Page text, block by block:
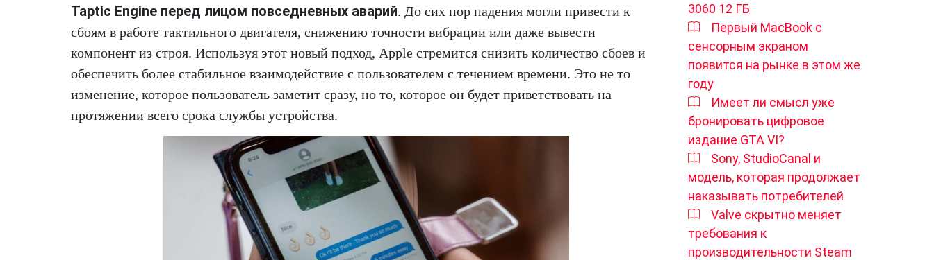
Taptic Engine перед лицом повседневных аварий. До сих пор падения могли привести к
сбоям в работе тактильного двигателя, снижению точности вибрации или даже вывести
компонент из строя. Используя этот новый подход, Apple стремится снизить количество сбоев и
обеспечить более стабильное взаимодействие с пользователем с течением времени. Это не то
изменение, которое пользователь заметит сразу, но то, которое он будет приветствовать на
протяжении всего срока службы устройства.
3060 12 ГБ
Первый MacBook с
сенсорным экраном
появится на рынке в этом же
году
Имеет ли смысл уже
бронировать цифровое
издание GTA VI?
Sony, StudioCanal и
модель, которая продолжает
наказывать потребителей
Valve скрытно меняет
требования к
производительности Steam